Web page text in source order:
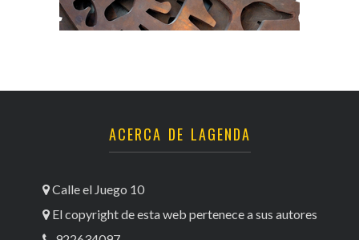
ACERCA DE LAGENDA
Calle el Juego 10
El copyright de esta web pertenece a sus autores